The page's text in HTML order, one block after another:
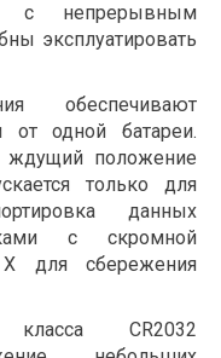
с непрерывным
эксплуатировать
обеспечивают
от одной батареи.
ждущий положение
только для
данных
с скромной
X для сбережения
CR2032